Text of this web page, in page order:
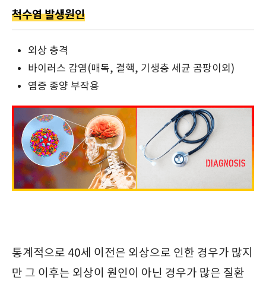
척수염 발생원인
외상 충격
바이러스 감염(매독, 결핵, 기생충 세균 곰팡이외)
염증 종양 부작용
통계적으로 40세 이전은 외상으로 인한 경우가 많지
만 그 이후는 외상이 원인이 아닌 경우가 많은 질환